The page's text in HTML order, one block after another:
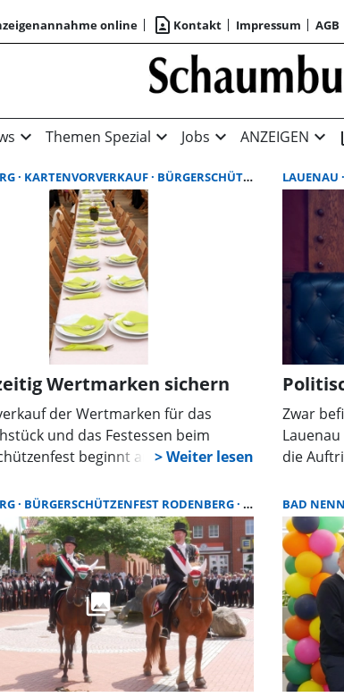
online contact_page Kontakt Impressum AGB
expand_more Themen Spezial expand_more Jobs expand_more ANZEIGEN expand_more
KARTENVORVERKAUF BÜRGERSCHÜTZENFEST RODENBERG
Wertmarken sichern
der Wertmarken für das
und das Festessen beim
beginnt am Dienstag, 30.
LAUENAU
Zwar
die
für den
Sieber
beginnt
BÜRGERSCHÜTZENFEST RODENBERG PROGRAMM
BAD